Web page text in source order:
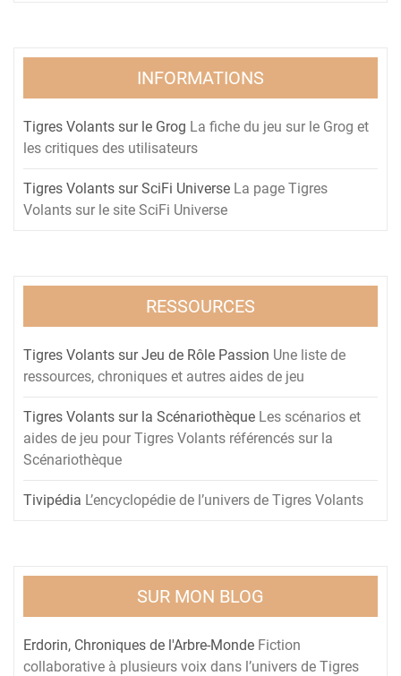
INFORMATIONS
Tigres Volants sur le Grog La fiche du jeu sur le Grog et
les critiques des utilisateurs
Tigres Volants sur SciFi Universe La page Tigres
Volants sur le site SciFi Universe
RESSOURCES
Tigres Volants sur Jeu de Rôle Passion Une liste de
ressources, chroniques et autres aides de jeu
Tigres Volants sur la Scénariothèque Les scénarios et
aides de jeu pour Tigres Volants référencés sur la
Scénariothèque
Tivipédia L’encyclopédie de l’univers de Tigres Volants
SUR MON BLOG
Erdorin, Chroniques de l'Arbre-Monde Fiction
collaborative à plusieurs voix dans l’univers de Tigres